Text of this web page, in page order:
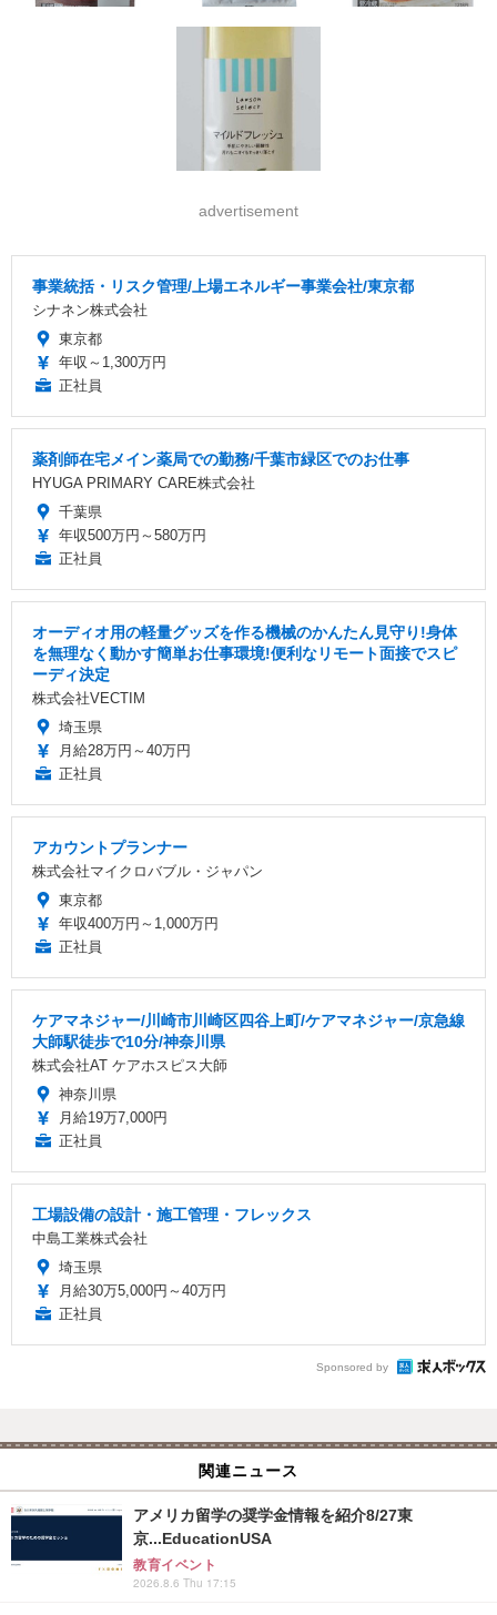
advertisement
事業統括・リスク管理/上場エネルギー事業会社/東京都
シナネン株式会社
東京都
年収～1,300万円
正社員
薬剤師在宅メイン薬局での勤務/千葉市緑区でのお仕事
HYUGA PRIMARY CARE株式会社
千葉県
年収500万円～580万円
正社員
オーディオ用の軽量グッズを作る機械のかんたん見守り!身体
を無理なく動かす簡単お仕事環境!便利なリモート面接でスピ
ーディ決定
株式会社VECTIM
埼玉県
月給28万円～40万円
正社員
アカウントプランナー
株式会社マイクロバブル・ジャパン
東京都
年収400万円～1,000万円
正社員
ケアマネジャー/川崎市川崎区四谷上町/ケアマネジャー/京急線
大師駅徒歩で10分/神奈川県
株式会社AT ケアホスピス大師
神奈川県
月給19万7,000円
正社員
工場設備の設計・施工管理・フレックス
中島工業株式会社
埼玉県
月給30万5,000円～40万円
正社員
Sponsored by
関連ニュース
アメリカ留学の奨学金情報を紹介8/27東
京...EducationUSA
教育イベント
2026.8.6 Thu 17:15